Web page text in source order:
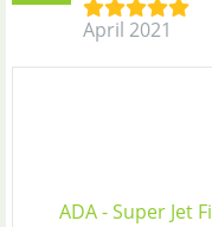
April 2021
ADA - Super Jet